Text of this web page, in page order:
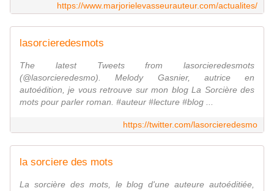
https://www.marjorielevasseurauteur.com/actualites/
lasorcieredesmots
The latest Tweets from lasorcieredesmots
(@lasorcieredesmo). Melody Gasnier, autrice en
autoédition, je vous retrouve sur mon blog La Sorcière des
mots pour parler roman. #auteur #lecture #blog ...
https://twitter.com/lasorcieredesmo
la sorciere des mots
La sorcière des mots, le blog d'une auteure autoéditiée,